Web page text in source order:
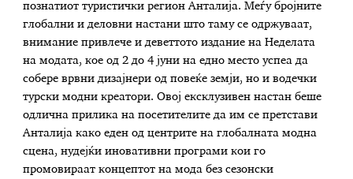
познатиот туристички регион Анталија. Меѓу бројните
глобални и деловни настани што таму се одржуваат,
внимание привлече и деветтото издание на Неделата
на модата, кое од 2 до 4 јуни на едно место успеа да
собере врвни дизајнери од повеќе земји, но и водечки
турски модни креатори. Овој ексклузивен настан беше
одлична прилика на посетителите да им се претстави
Анталија како еден од центрите на глобалната модна
сцена, нудејќи иновативни програми кои го
промовираат концептот на мода без сезонски